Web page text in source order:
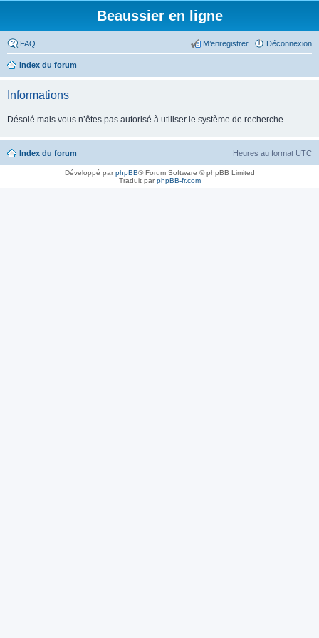
Beaussier en ligne
FAQ Déconnexion
M’enregistrer
Index du forum
Informations
Désolé mais vous n’êtes pas autorisé à utiliser le système de recherche.
Index du forum Heures au format UTC
Développé parphpBB® Forum Software © phpBB Limited
Traduit parphpBB-fr.com